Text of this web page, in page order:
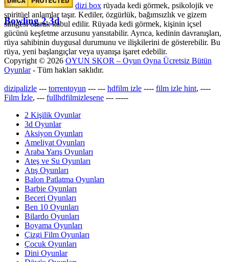
Bowling 2 3d
dizi box rüyada kedi görmek​, psikolojik ve
spiritüel anlamlar taşır. Kediler, özgürlük, bağımsızlık ve gizem
simgesi olarak kabul edilir. Rüyada kedi görmek, kişinin içsel
gücünü keşfetme arzusunu yansıtabilir. Ayrıca, kedinin davranışları,
rüya sahibinin duygusal durumunu ve ilişkilerini de gösterebilir. Bu
rüya, yeni başlangıçlar veya uyanışa işaret edebilir.
Copyright © 2026 OYUN SKOR – Oyun Oyna Ücretsiz Bütün
Oyunlar- Tüm hakları saklıdır.
dizipalizle --- torrentoyun --- --- hdfilm izle ---- film izle hint, ----
Film İzle, --- fullhdfilmizlesene --- -----
2 Kişilik Oyunlar
3d Oyunlar
Aksiyon Oyunları
Ameliyat Oyunları
Araba Yarış Oyunları
Ateş ve Su Oyunları
Atış Oyunları
Balon Patlatma Oyunları
Barbie Oyunları
Beceri Oyunları
Ben 10 Oyunları
Bilardo Oyunları
Boyama Oyunları
Çizgi Film Oyunları
Çocuk Oyunları
Dini Oyunlar